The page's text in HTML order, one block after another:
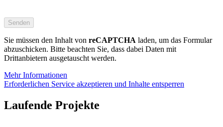
lasse
dieses
Feld
leer.
Sie müssen den Inhalt von reCAPTCHA laden, um das Formular
abzuschicken. Bitte beachten Sie, dass dabei Daten mit
Drittanbietern ausgetauscht werden.
Mehr Informationen
Erforderlichen Service akzeptieren und Inhalte entsperren
Laufende Projekte